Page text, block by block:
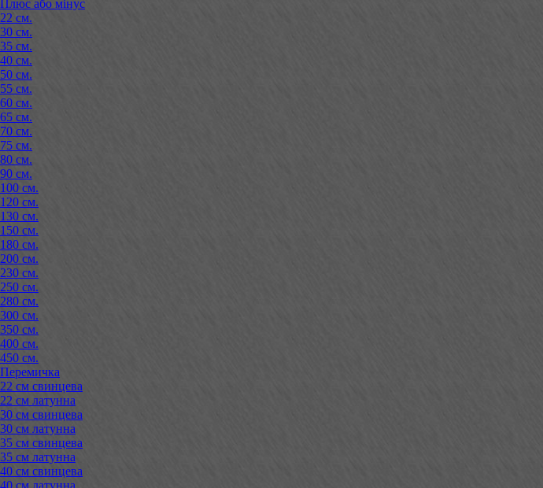
Плюс або мінус
22 см.
30 см.
35 см.
40 см.
50 см.
55 см.
60 см.
65 см.
70 см.
75 см.
80 см.
90 см.
100 см.
120 см.
130 см.
150 см.
180 см.
200 см.
230 см.
250 см.
280 см.
300 см.
350 см.
400 см.
450 см.
Перемичка
22 см свинцева
22 см латунна
30 см свинцева
30 см латунна
35 см свинцева
35 см латунна
40 см свинцева